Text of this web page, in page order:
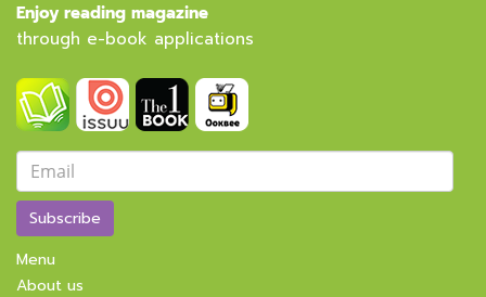
Enjoy reading magazine
through e-book applications
Subscribe
Menu
About us